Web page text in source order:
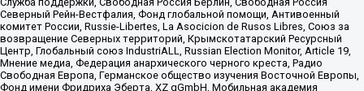
Северный Рейн-Вестфалия, Фонд глобальной помощи, Антивоенный
комитет России, Russie-Libertes, La Asocicion de Rusos Libres, Союз за
возвращение Северных территорий, Крымскотатарский Ресурсный
Центр, Глобальный союз IndustriALL, Russian Election Monitor, Article 19,
Мнение медиа, Федерация анархического черного креста, Радио
Свободная Европа, Германское общество изучения Восточной Европы,
Фонд имени Фридриха Эберта, XZ gGmbH, Мобильная академия